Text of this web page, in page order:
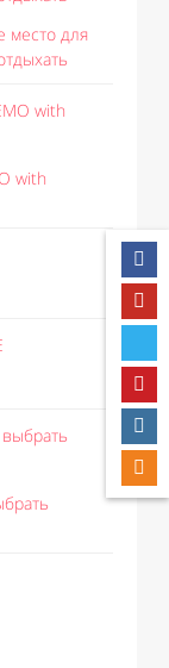
место для
with